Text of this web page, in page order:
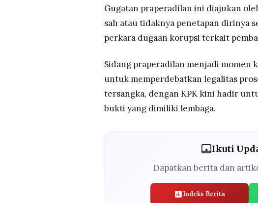
Gugatan praperadilan ini diajukan
sah atau tidaknya penetapan dirinya
perkara dugaan korupsi terkait
Sidang praperadilan menjadi momen
untuk memperdebatkan legalitas
tersangka, dengan KPK kini hadir
bukti yang dimiliki lembaga.
Ikuti
Dapatkan berita dan
Indeks Berita